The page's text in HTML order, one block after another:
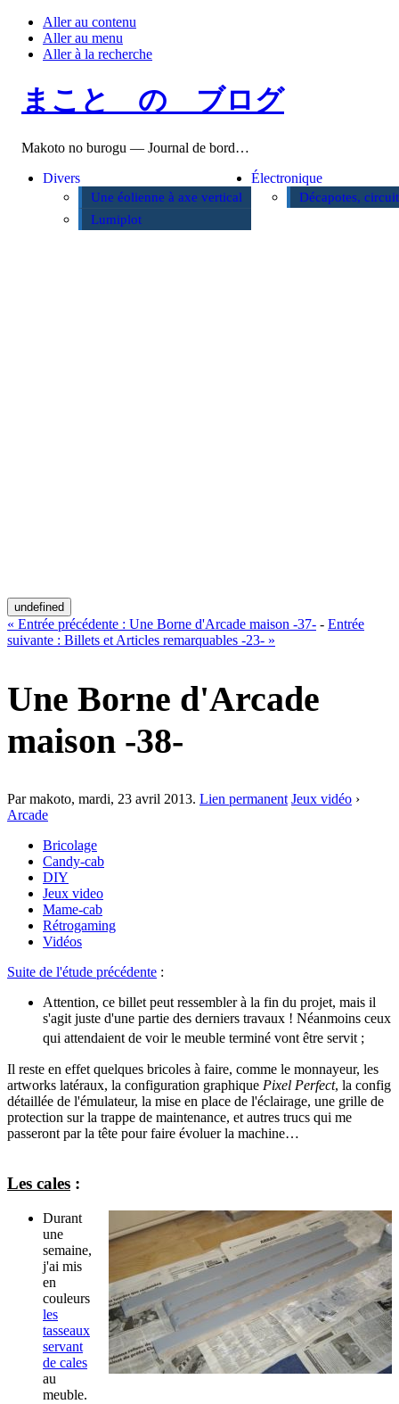
Aller au contenu
Aller au menu
Aller à la recherche
まこと の ブログ
Makoto no burogu — Journal de bord…
Divers
Une éolienne à axe vertical
Lumiplot
Électronique
Décapotes,
undefined
« Entrée précédente : Une Borne d'Arcade maison -37- - Entrée
suivante : Billets et Articles remarquables -23- »
Une Borne d'Arcade
maison -38-
Par makoto, mardi, 23 avril 2013. Lien permanent Jeux vidéo ›
Arcade
Bricolage
Candy-cab
DIY
Jeux video
Mame-cab
Rétrogaming
Vidéos
Suite de l'étude précédente :
Attention, ce billet peut ressembler à la fin du projet, mais il
s'agit juste d'une partie des derniers travaux ! Néanmoins ceux
qui attendaient de voir le meuble terminé vont être servit ;
Il reste en effet quelques bricoles à faire, comme le monnayeur, les
artworks latéraux, la configuration graphique Pixel Perfect, la config
détaillée de l'émulateur, la mise en place de l'éclairage, une grille de
protection sur la trappe de maintenance, et autres trucs qui me
passeront par la tête pour faire évoluer la machine…
Les cales :
Durant
une
semaine,
j'ai mis
en
couleurs
les
tasseaux
servant
de cales
au
meuble.